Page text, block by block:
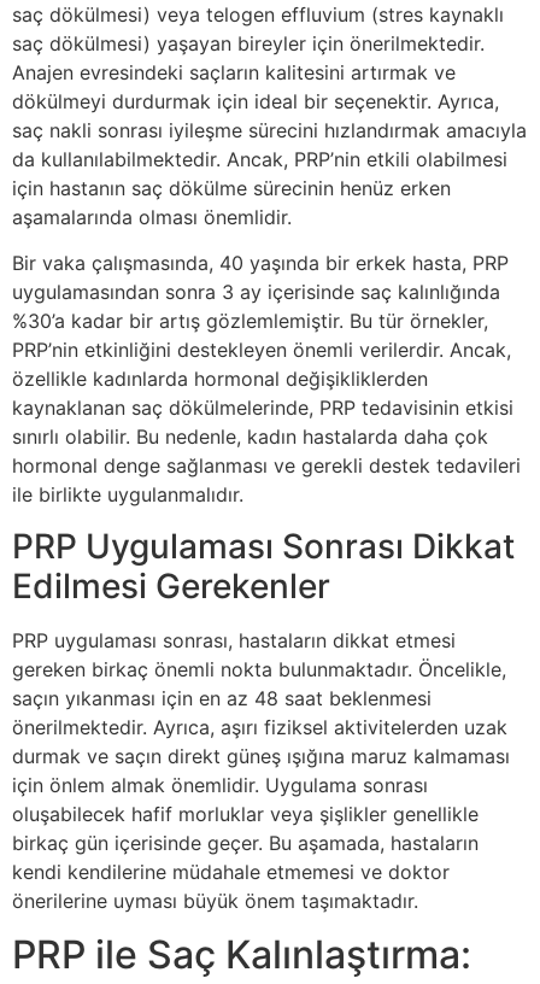
saç dökülmesi) veya telogen effluvium (stres kaynaklı
saç dökülmesi) yaşayan bireyler için önerilmektedir.
Anajen evresindeki saçların kalitesini artırmak ve
dökülmeyi durdurmak için ideal bir seçenektir. Ayrıca,
saç nakli sonrası iyileşme sürecini hızlandırmak amacıyla
da kullanılabilmektedir. Ancak, PRP’nin etkili olabilmesi
için hastanın saç dökülme sürecinin henüz erken
aşamalarında olması önemlidir.
Bir vaka çalışmasında, 40 yaşında bir erkek hasta, PRP
uygulamasından sonra 3 ay içerisinde saç kalınlığında
%30’a kadar bir artış gözlemlemiştir. Bu tür örnekler,
PRP’nin etkinliğini destekleyen önemli verilerdir. Ancak,
özellikle kadınlarda hormonal değişikliklerden
kaynaklanan saç dökülmelerinde, PRP tedavisinin etkisi
sınırlı olabilir. Bu nedenle, kadın hastalarda daha çok
hormonal denge sağlanması ve gerekli destek tedavileri
ile birlikte uygulanmalıdır.
PRP Uygulaması Sonrası Dikkat
Edilmesi Gerekenler
PRP uygulaması sonrası, hastaların dikkat etmesi
gereken birkaç önemli nokta bulunmaktadır. Öncelikle,
saçın yıkanması için en az 48 saat beklenmesi
önerilmektedir. Ayrıca, aşırı fiziksel aktivitelerden uzak
durmak ve saçın direkt güneş ışığına maruz kalmaması
için önlem almak önemlidir. Uygulama sonrası
oluşabilecek hafif morluklar veya şişlikler genellikle
birkaç gün içerisinde geçer. Bu aşamada, hastaların
kendi kendilerine müdahale etmemesi ve doktor
önerilerine uyması büyük önem taşımaktadır.
PRP ile Saç Kalınlaştırma: